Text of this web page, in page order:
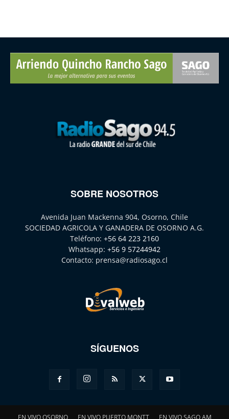
SOBRE NOSOTROS
Avenida Juan Mackenna 904, Osorno, Chile
SOCIEDAD AGRICOLA Y GANADERA DE OSORNO A.G.
Teléfono: +56 64 223 2160
Whatsapp: +56 9 57244942
Contacto: prensa@radiosago.cl
SÍGUENOS
EN VIVO OSORNO EN VIVO PUERTO MONTT EN VIVO SAGO AM